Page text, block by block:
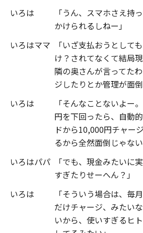
いろは
「うん、スマホさえ持
かけられるしねー」
いろはママ
「いざ支払おうとして
け？されてなくて結局
隣の奥さんが言ってた
ジしたりとか管理が面
いろは
「そんなことないよー
円を下回ったら、自動
ドから10,000円チャー
るから全然面倒じゃない
いろはパパ
「でも、現金みたいに
すぎたりせーへん？」
いろは
「そういう場合は、毎
だけチャージ、みたい
いから、使いすぎるヒ